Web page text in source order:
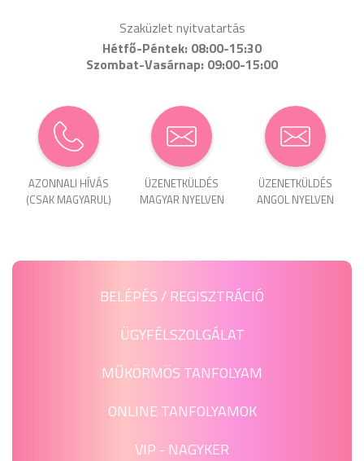
Szaküzlet nyitvatartás
Hétfő-Péntek: 08:00-15:30
Szombat-Vasárnap: 09:00-15:00
AZONNALI HÍVÁS
(CSAK MAGYARUL)
ÜZENET­KÜLDÉS
MAGYAR NYELVEN
ÜZENET­KÜLDÉS
ANGOL NYELVEN
BELÉPÉS / REGISZTRÁCIÓ
ÜGYFÉLSZOLGÁLAT
MŰKÖRMÖS TANFOLYAM
ONLINE TANFOLYAMOK
VIP - NAGYKER